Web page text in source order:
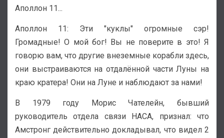
Аполлон 11...
Аполлон 11: Эти "куклы" огромные сэр!
Громадные! О мой бог! Вы не поверите в это! Я
говорю вам, что другие внеземные корабли здесь,
они выстраиваются на отдалённой части Луны на
краю кратера! Они на Луне и наблюдают за нами!
В 1979 году Морис Чателейн, бывший
руководитель отдела связи НАСА, признал: что
Амстронг действительно докладывал, что видел 2